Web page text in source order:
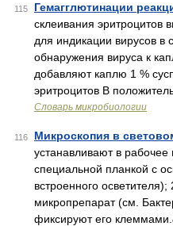
115 Гемагглютинации
склеивания эритроцитов
для индикации вирусов в
обнаружения вируса к
добавляют каплю 1 %
эритроцитов В
Словарь микробиологии
116 Микроскопия в
устанавливают в
специальной планкой с
встроенного
микропрепарат (см.
фиксируют его